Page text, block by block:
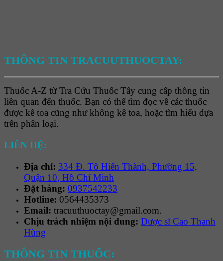
THÔNG TIN TRACUUTHUOCTAY:
Thuốc A-Z từ Tra Cứu Thuốc Tây cung cấp thông tin
liên quan đến thuốc. Bạn có thể tìm đọc về các thuốc
được kê toa cũng như không kê toa, hoặc tìm hiểu dựa
trên phân loại.
LIÊN HỆ:
Địa chỉ: 334 Đ. Tô Hiến Thành, Phường 15,
Quận 10, Hồ Chí Minh
Đặt hàng: 0937542233
Hotline: 0564435373
Email: tracuuthuoctay@gmail.com.
Chịu trách nhiệm nội dung: Dược sĩ Cao Thanh
Hùng
THÔNG TIN THUỐC: